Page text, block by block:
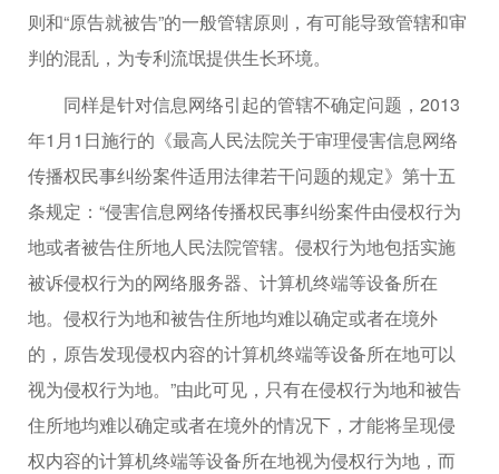
则和“原告就被告”的一般管辖原则，有可能导致管辖和审
判的混乱，为专利流氓提供生长环境。
同样是针对信息网络引起的管辖不确定问题，2013
年1月1日施行的《最高人民法院关于审理侵害信息网络
传播权民事纠纷案件适用法律若干问题的规定》第十五
条规定：“侵害信息网络传播权民事纠纷案件由侵权行为
地或者被告住所地人民法院管辖。侵权行为地包括实施
被诉侵权行为的网络服务器、计算机终端等设备所在
地。侵权行为地和被告住所地均难以确定或者在境外
的，原告发现侵权内容的计算机终端等设备所在地可以
视为侵权行为地。”由此可见，只有在侵权行为地和被告
住所地均难以确定或者在境外的情况下，才能将呈现侵
权内容的计算机终端等设备所在地视为侵权行为地，而